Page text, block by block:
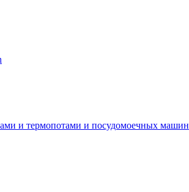
и термопотами и посудомоечных машин